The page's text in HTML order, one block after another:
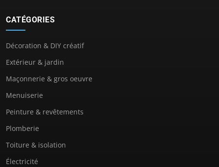
CATÉGORIES
Décoration & DIY créatif
Extérieur & jardin
Maçonnerie & gros oeuvre
Menuiserie
Peinture & revêtements
Plomberie
Toiture & isolation
Électricité